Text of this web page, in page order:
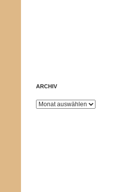
ARCHIV
Archiv